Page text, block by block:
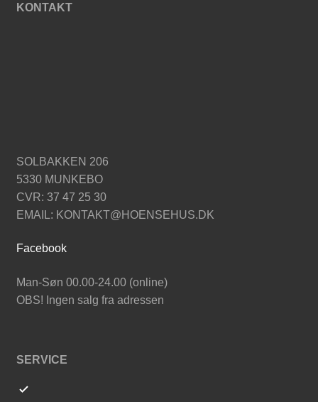
KONTAKT
SOLBAKKEN 206
5330 MUNKEBO
CVR: 37 47 25 30
EMAIL: KONTAKT@HOENSEHUS.DK
Facebook
Man-Søn 00.00-24.00 (online)
OBS! Ingen salg fra adressen
SERVICE